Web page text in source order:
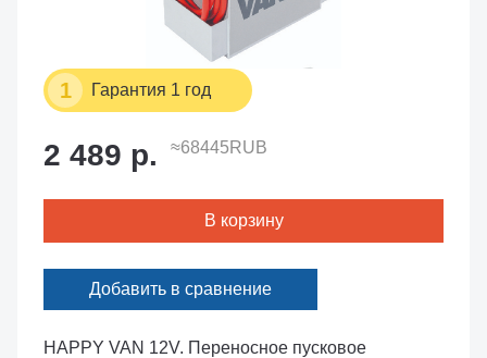
1 Гарантия 1 год
HAPPY VAN 12V. Переносное пусковое
2 489 р. ≈68445RUB
В корзину
Добавить в сравнение